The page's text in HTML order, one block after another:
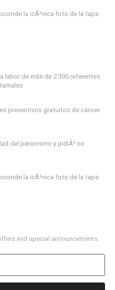
la icÃ³nica foto de la tapa
labor de más de 2.300 referentes
preventivos gratuitos de cáncer
del peronismo y pidiÃ³ no
la icÃ³nica foto de la tapa
and special announcements.